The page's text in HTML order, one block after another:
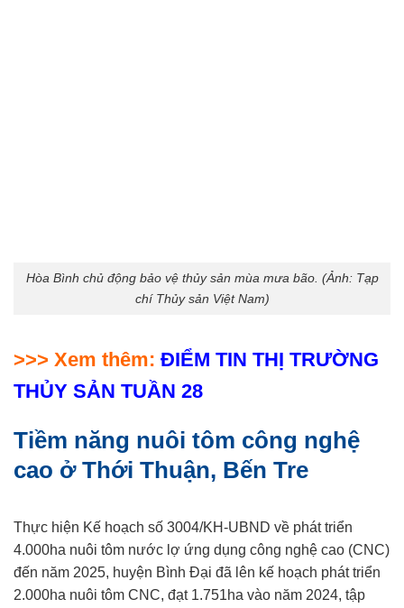
Hòa Bình chủ động bảo vệ thủy sản mùa mưa bão. (Ảnh: Tạp
chí Thủy sản Việt Nam)
>>> Xem thêm: ĐIỂM TIN THỊ TRƯỜNG
THỦY SẢN TUẦN 28
Tiềm năng nuôi tôm công nghệ
cao ở Thới Thuận, Bến Tre
Thực hiện Kế hoạch số 3004/KH-UBND về phát triển
4.000ha nuôi tôm nước lợ ứng dụng công nghệ cao (CNC)
đến năm 2025, huyện Bình Đại đã lên kế hoạch phát triển
2.000ha nuôi tôm CNC, đạt 1.751ha vào năm 2024, tập